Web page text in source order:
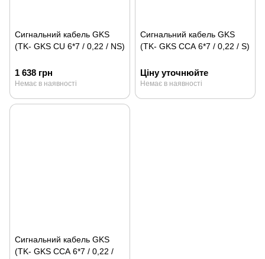
Сигнальний кабель GKS
(TK- GKS СU 6*7 / 0,22 / NS)
1 638 грн
Немає в наявності
Сигнальний кабель GKS
(TK- GKS ССА 6*7 / 0,22 / S)
Ціну уточнюйте
Немає в наявності
Сигнальний кабель GKS
(TK- GKS ССА 6*7 / 0,22 /